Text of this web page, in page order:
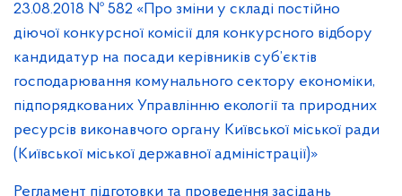
23.08.2018 № 582 «Про зміни у складі постійно
діючої конкурсної комісії для конкурсного відбору
кандидатур на посади керівників суб’єктів
господарювання комунального сектору економіки,
підпорядкованих Управлінню екології та природних
ресурсів виконавчого органу Київської міської ради
(Київської міської державної адміністрації)»
Регламент підготовки та проведення засідань